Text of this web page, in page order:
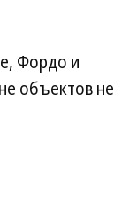
Фордо и
объектов не